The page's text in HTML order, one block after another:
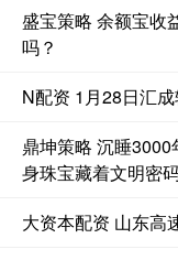
盛宝策略 余额宝收
吗？
N配资 1月28日汇
鼎坤策略 沉睡
身珠宝藏着文明密
大资本配资 山东高